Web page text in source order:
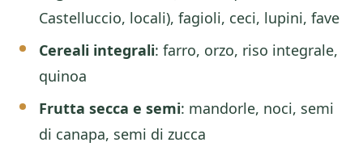
Castelluccio, locali), fagioli, ceci, lupini, fave
Cereali integrali: farro, orzo, riso integrale,
quinoa
Frutta secca e semi: mandorle, noci, semi
di canapa, semi di zucca